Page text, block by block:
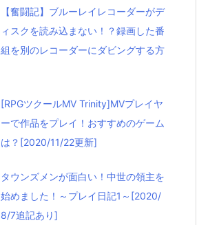
【奮闘記】ブルーレイレコーダーがデ
ィスクを読み込まない！？録画した番
組を別のレコーダーにダビングする方
[RPGツクールMV Trinity]MVプレイヤ
ーで作品をプレイ！おすすめのゲーム
は？[2020/11/22更新]
タウンズメンが面白い！中世の領主を
始めました！～プレイ日記1～[2020/
8/7追記あり]